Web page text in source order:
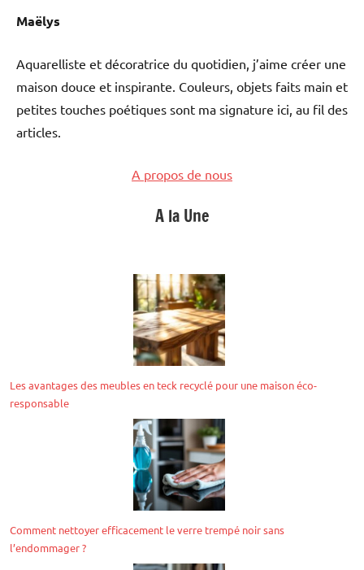
Maëlys
Aquarelliste et décoratrice du quotidien, j’aime créer une
maison douce et inspirante. Couleurs, objets faits main et
petites touches poétiques sont ma signature ici, au fil des
articles.
A propos de nous
A la Une
Les avantages des meubles en teck recyclé pour une maison éco-
responsable
Comment nettoyer efficacement le verre trempé noir sans
l’endommager ?